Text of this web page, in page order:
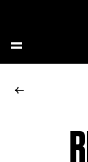
KEINE AUSWAHL